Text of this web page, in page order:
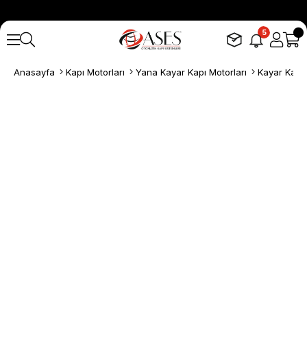
5
Anasayfa Kapı Motorları Yana Kayar Kapı Motorları Kayar